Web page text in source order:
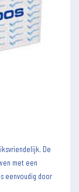
De
met een
eenvoudig door